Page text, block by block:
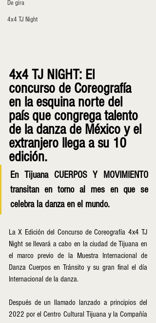
De gira
4x4 TJ Night
4x4 TJ NIGHT: El
concurso de Coreografía
en la esquina norte del
país que congrega talento
de la danza de México y el
extranjero llega a su 10
edición.
En Tijuana CUERPOS Y MOVIMIENTO
transitan en torno al mes en que se
celebra la danza en el mundo.
La X Edición del Concurso de Coreografía 4x4 TJ
Night se llevará a cabo en la ciudad de Tijuana en
el marco previo de la Muestra Internacional de
Danza Cuerpos en Tránsito y su gran final el día
Internacional de la danza.
Después de un llamado lanzado a principios del
2022 por el Centro Cultural Tijuana y la Compañía